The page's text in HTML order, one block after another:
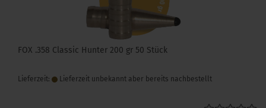
FOX .358 Classic Hunter 200 gr 50 Stück
Lieferzeit: Lieferzeit unbekannt aber bereits nachbestellt